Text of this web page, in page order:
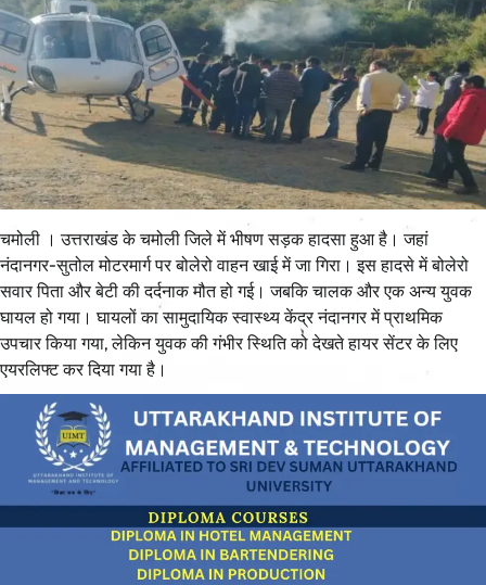
चमोली । उत्तराखंड के चमोली जिले में भीषण सड़क हादसा हुआ है। जहां
नंदानगर-सुतोल मोटरमार्ग पर बोलेरो वाहन खाई में जा गिरा। इस हादसे में बोलेरो
सवार पिता और बेटी की दर्दनाक मौत हो गई। जबकि चालक और एक अन्य युवक
घायल हो गया। घायलों का सामुदायिक स्वास्थ्य केंद्र नंदानगर में प्राथमिक
उपचार किया गया, लेकिन युवक की गंभीर स्थिति को देखते हायर सेंटर के लिए
एयरलिफ्ट कर दिया गया है।